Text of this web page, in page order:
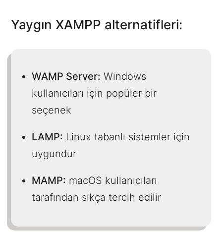
Yaygın XAMPP alternatifleri:
WAMP Server: Windows
kullanıcıları için popüler bir
seçenek
LAMP: Linux tabanlı sistemler için
uygundur
MAMP: macOS kullanıcıları
tarafından sıkça tercih edilir